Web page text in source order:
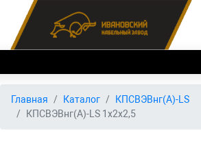
Главная
Главная Каталог
КПСВЭВнг(А)-LS
КПСВЭВнг(А)-LS 1х2х2,5